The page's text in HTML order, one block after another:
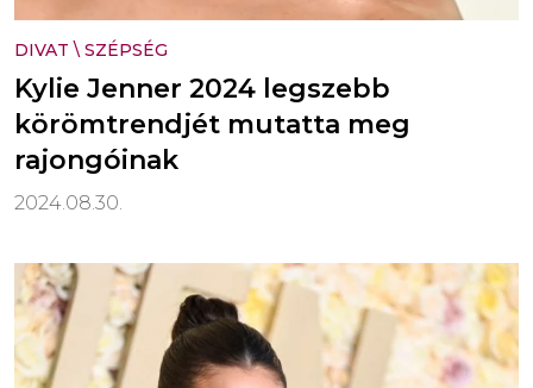
DIVAT \ SZÉPSÉG
Kylie Jenner 2024 legszebb
körömtrendjét mutatta meg
rajongóinak
2024.08.30.